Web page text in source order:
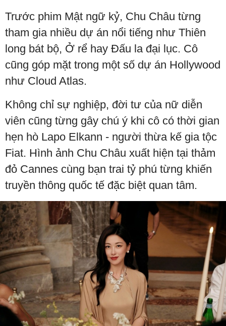
Trước phim Mật ngữ kỷ, Chu Châu từng
tham gia nhiều dự án nổi tiếng như Thiên
long bát bộ, Ở rể hay Đấu la đại lục. Cô
cũng góp mặt trong một số dự án Hollywood
như Cloud Atlas.
Không chỉ sự nghiệp, đời tư của nữ diễn
viên cũng từng gây chú ý khi cô có thời gian
hẹn hò Lapo Elkann - người thừa kế gia tộc
Fiat. Hình ảnh Chu Châu xuất hiện tại thảm
đỏ Cannes cùng bạn trai tỷ phú từng khiến
truyền thông quốc tế đặc biệt quan tâm.